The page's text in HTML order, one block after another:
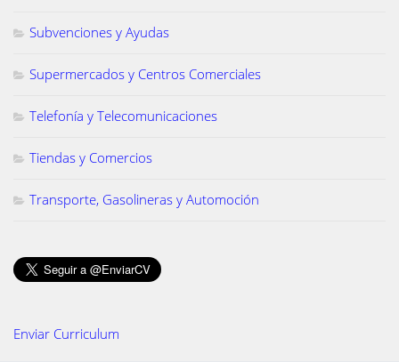
Subvenciones y Ayudas
Supermercados y Centros Comerciales
Telefonía y Telecomunicaciones
Tiendas y Comercios
Transporte, Gasolineras y Automoción
Enviar Curriculum